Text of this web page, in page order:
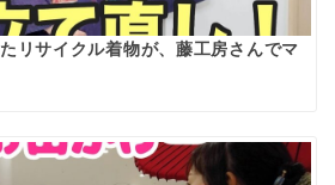
リサイクル着物が、藤工房さんでマ